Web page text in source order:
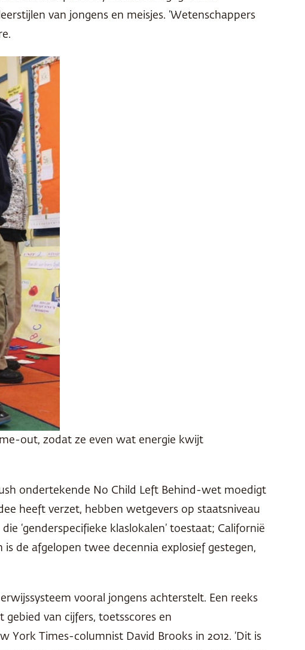
van jongens en meisjes. ‘Wetenschappers
out, zodat ze even wat energie kwijt
ondertekende No Child Left Behind-wet moedigt
heeft verzet, hebben wetgevers op staatsniveau
‘genderspecifieke klaslokalen’ toestaat; Californië
de afgelopen twee decennia explosief gestegen,
vooral jongens achterstelt. Een reeks
van cijfers, toetsscores en
York Times-columnist David Brooks in 2012. ‘Dit is